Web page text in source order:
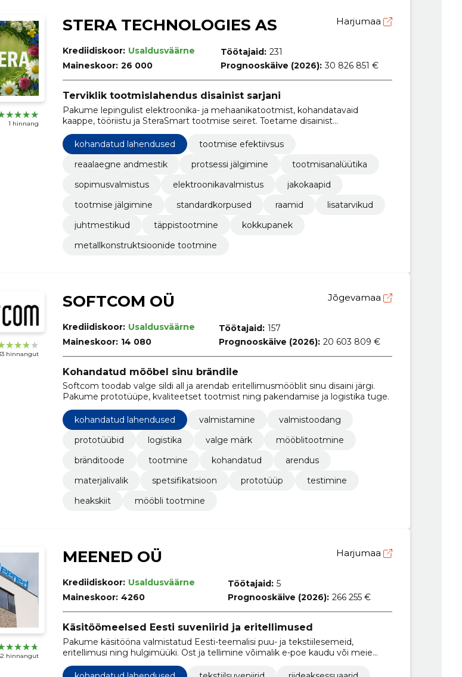
1 hinnang
STERA TECHNOLOGIES AS Harjumaa
Krediidiskoor: Usaldusväärne
Maineskoor: 26 000
Töötajaid: 231
Prognooskäive (2026): 30 826 851 €
Terviklik tootmislahendus disainist sarjani
Pakume lepingulist elektroonika- ja mehaanikatootmist, kohandatavaid
kaappe, tööriistu ja SteraSmart tootmise seiret. Toetame disainist
kohandatud lahendused
tootmise efektiivsus
reaalaegne andmestik
protsessi jälgimine
tootmisanalüütika
sopimusvalmistus
elektroonikavalmistus
jakokaapid
tootmise jälgimine
standardkorpused raamid
lisatarvikud
juhtmestikud
täppistootmine
kokkupanek
metallkonstruktsioonide tootmine
hinnangut
SOFTCOM OÜ Jõgevamaa
Krediidiskoor: Usaldusväärne
Maineskoor: 14 080
Töötajaid: 157
Prognooskäive (2026): 20 603 809 €
Kohandatud mööbel sinu brändile
Softcom toodab valge sildi all ja arendab eritellimusmööblit sinu disaini järgi.
Pakume prototüüpe, kvaliteetset tootmist ning pakendamise ja logistika tuge.
kohandatud lahendused valmistamine
valmistoodang
prototüübid
logistika valge märk
mööblitootmine
bränditoode
tootmine kohandatud
arendus
materjalivalik
spetsifikatsioon prototüüp
testimine
heakskiit
mööbli tootmine
hinnangut
MEENED OÜ Harjumaa
Krediidiskoor: Usaldusväärne
Maineskoor: 4260
Töötajaid: 5
Prognooskäive (2026): 266 255 €
Käsitöömeelsed Eesti suveniirid ja eritellimused
Pakume käsitööna valmistatud Eesti-teemalisi puu- ja tekstiilesemeid,
eritellimusi ning hulgimüüki. Ost ja tellimine võimalik e-poe kaudu või meie
Tallinna kauplusest.